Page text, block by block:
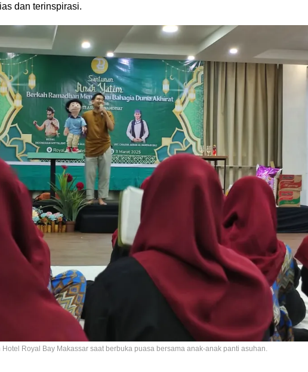
dan terinspirasi.
Royal Bay Makassar saat berbuka puasa bersama anak-anak panti asuhan.